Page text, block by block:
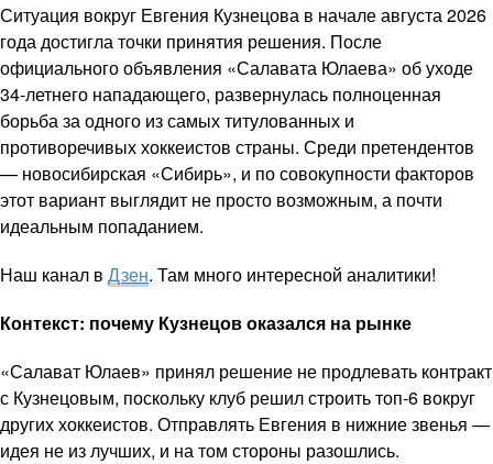
Ситуация вокруг Евгения Кузнецова в начале августа 2026
года достигла точки принятия решения. После
официального объявления «Салавата Юлаева» об уходе
34-летнего нападающего, развернулась полноценная
борьба за одного из самых титулованных и
противоречивых хоккеистов страны. Среди претендентов
— новосибирская «Сибирь», и по совокупности факторов
этот вариант выглядит не просто возможным, а почти
идеальным попаданием.
Наш канал в Дзен. Там много интересной аналитики!
Контекст: почему Кузнецов оказался на рынке
«Салават Юлаев» принял решение не продлевать контракт
с Кузнецовым, поскольку клуб решил строить топ-6 вокруг
других хоккеистов. Отправлять Евгения в нижние звенья —
идея не из лучших, и на том стороны разошлись.